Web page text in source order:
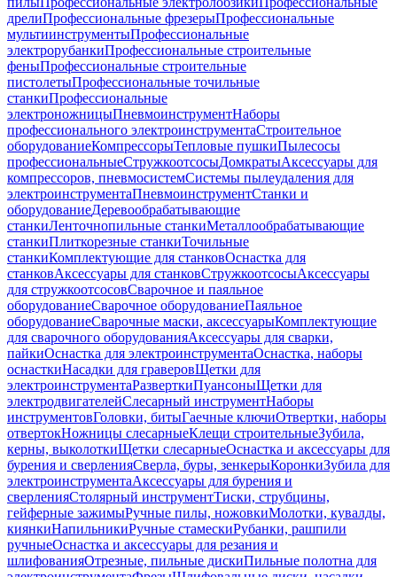
дрелиПрофессиональные фрезерыПрофессиональные
мультиинструментыПрофессиональные
электрорубанкиПрофессиональные строительные
феныПрофессиональные строительные
пистолетыПрофессиональные точильные
станкиПрофессиональные
электроножницыПневмоинструментНаборы
профессионального электроинструментаСтроительное
оборудованиеКомпрессорыТепловые пушкиПылесосы
профессиональныеСтружкоотсосыДомкратыАксессуары для
компрессоров, пневмосистемСистемы пылеудаления для
электроинструментаПневмоинструментСтанки и
оборудованиеДеревообрабатывающие
станкиЛенточнопильные станкиМеталлообрабатывающие
станкиПлиткорезные станкиТочильные
станкиКомплектующие для станковОснастка для
станковАксессуары для станковСтружкоотсосыАксессуары
для стружкоотсосовСварочное и паяльное
оборудованиеСварочное оборудованиеПаяльное
оборудованиеСварочные маски, аксессуарыКомплектующие
для сварочного оборудованияАксессуары для сварки,
пайкиОснастка для электроинструментаОснастка, наборы
оснасткиНасадки для граверовЩетки для
электроинструментаРазверткиПуансоныЩетки для
электродвигателейСлесарный инструментНаборы
инструментовГоловки, битыГаечные ключиОтвертки, наборы
отвертокНожницы слесарныеКлещи строительныеЗубила,
керны, выколоткиЩетки слесарныеОснастка и аксессуары для
бурения и сверленияСверла, буры, зенкерыКоронкиЗубила для
электроинструментаАксессуары для бурения и
сверленияСтолярный инструментТиски, струбцины,
гейферные зажимыРучные пилы, ножовкиМолотки, кувалды,
киянкиНапильникиРучные стамескиРубанки, рашпили
ручныеОснастка и аксессуары для резания и
шлифованияОтрезные, пильные дискиПильные полотна для